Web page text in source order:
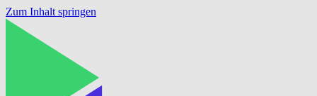
Zum Inhalt springen